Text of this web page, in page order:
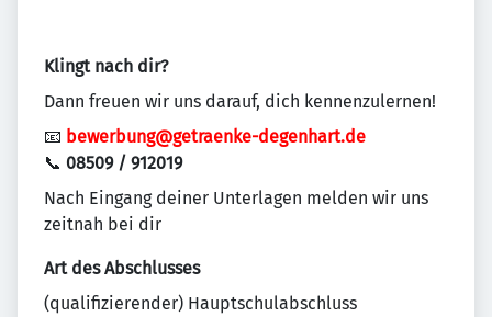
Klingt nach dir?
Dann freuen wir uns darauf, dich kennenzulernen!
📧 bewerbung@getraenke-degenhart.de
📞 08509 / 912019
Nach Eingang deiner Unterlagen melden wir uns
zeitnah bei dir
Art des Abschlusses
(qualifizierender) Hauptschulabschluss